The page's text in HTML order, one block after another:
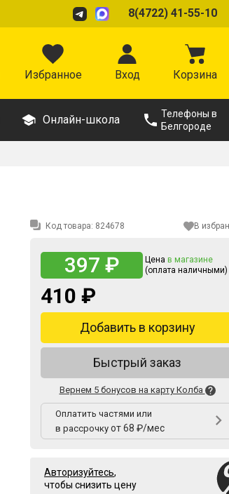
8(4722) 41-55-10
Избранное Вход Корзина
Онлайн-школа
Телефоны в
Белгороде
Код товара: 824678 В
397 ₽ Цена в магазине
(оплата наличными)
410 ₽
Добавить в корзину
Быстрый заказ
Вернем 5 бонусов на карту Колба
Оплатить частями или
в рассрочку от 68 ₽/мес
Авторизуйтесь,
чтобы снизить цену